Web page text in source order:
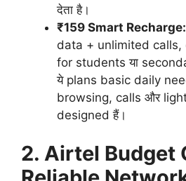
देता है।
₹159 Smart Recharge:
data + unlimited calls,
for students या
ये plans basic daily
browsing, calls और
designed हैं।
2. Airtel Budget